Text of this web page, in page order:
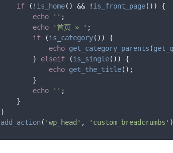
if (! is_home() && ! is_front_page()) {
echo
'' ;
echo
'首页 » ' ;
if (is_category()) {
echo get_category_parents (
        }
elseif (is_single()) {
echo get_the_title();
        }
echo
'' ;
    }
add_action( 'wp_head' , 'custom_breadcrumbs'